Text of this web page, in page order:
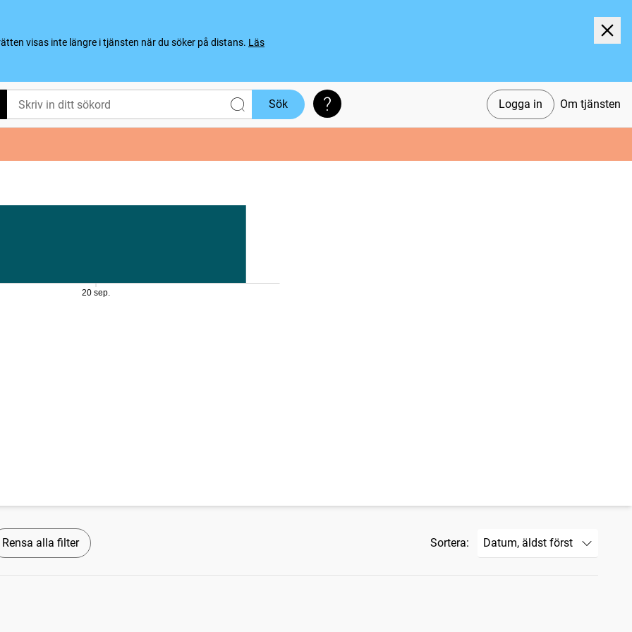
visas inte längre i tjänsten när du söker på distans. Läs
Logga in Om tjänsten
Sök Söktips
20 sep.
Rensa alla filter Sortera: